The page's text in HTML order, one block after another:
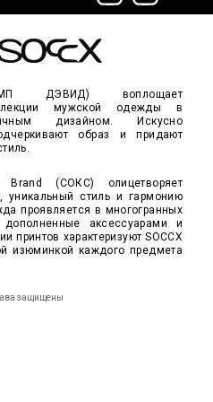
ДЭВИД) воплощает
мужской одежды в
дизайном. Искусно
образ и придают
(СОКС) олицетворяет
уникальный стиль и гармонию
проявляется в многогранных
аксессуарами и
принтов характеризуют SOCCX
изюминкой каждого предмета
защищены